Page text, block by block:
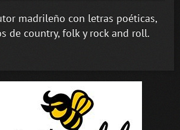
madrileño con letras poéticas,
de country, folk y rock and roll.